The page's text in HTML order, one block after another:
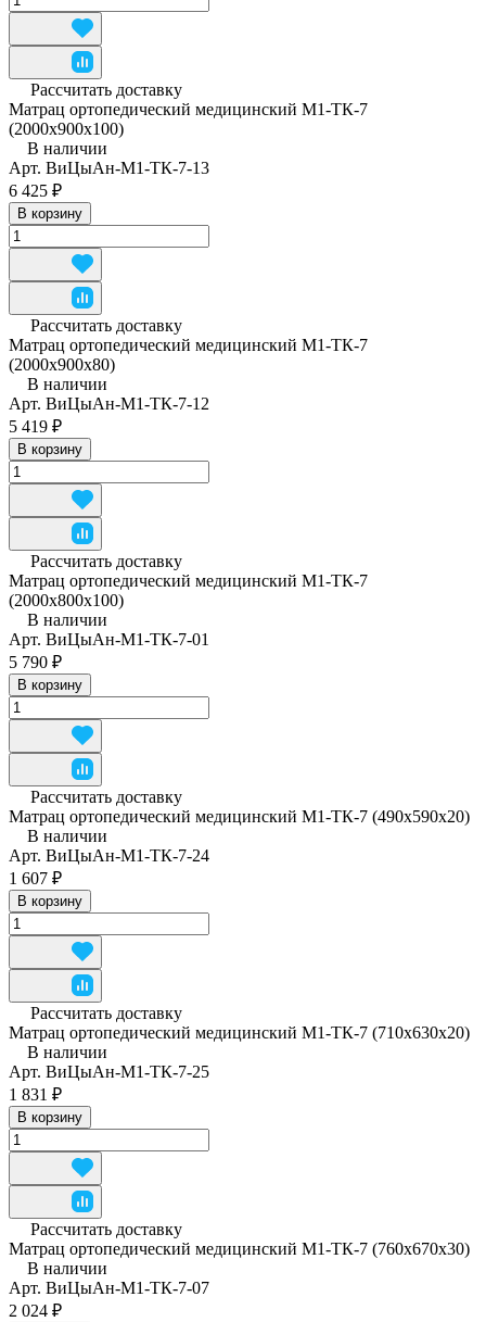
Рассчитать доставку
Матрац ортопедический медицинский М1-ТК-7
(2000x900x100)
В наличии
Арт. ВиЦыАн-М1-ТК-7-13
6 425 ₽
В корзину
Рассчитать доставку
Матрац ортопедический медицинский М1-ТК-7
(2000x900x80)
В наличии
Арт. ВиЦыАн-М1-ТК-7-12
5 419 ₽
В корзину
Рассчитать доставку
Матрац ортопедический медицинский М1-ТК-7
(2000х800х100)
В наличии
Арт. ВиЦыАн-М1-ТК-7-01
5 790 ₽
В корзину
Рассчитать доставку
Матрац ортопедический медицинский М1-ТК-7 (490x590x20)
В наличии
Арт. ВиЦыАн-М1-ТК-7-24
1 607 ₽
В корзину
Рассчитать доставку
Матрац ортопедический медицинский М1-ТК-7 (710x630x20)
В наличии
Арт. ВиЦыАн-М1-ТК-7-25
1 831 ₽
В корзину
Рассчитать доставку
Матрац ортопедический медицинский М1-ТК-7 (760x670x30)
В наличии
Арт. ВиЦыАн-М1-ТК-7-07
2 024 ₽